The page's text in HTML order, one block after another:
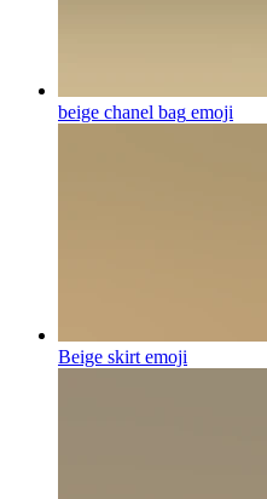
beige chanel bag emoji
Beige skirt emoji